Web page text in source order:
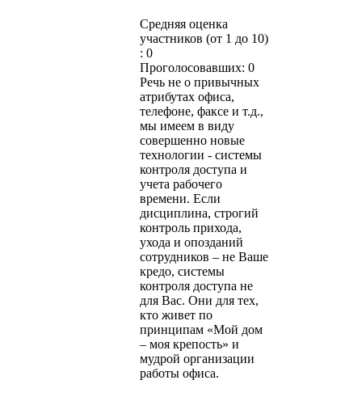
Средняя оценка
участников (от 1 до 10)
: 0
Проголосовавших: 0
Речь не о привычных
атрибутах офиса,
телефоне, факсе и т.д.,
мы имеем в виду
совершенно новые
технологии - системы
контроля доступа и
учета рабочего
времени. Если
дисциплина, строгий
контроль прихода,
ухода и опозданий
сотрудников – не Ваше
кредо, системы
контроля доступа не
для Вас. Они для тех,
кто живет по
принципам «Мой дом
– моя крепость» и
мудрой организации
работы офиса.